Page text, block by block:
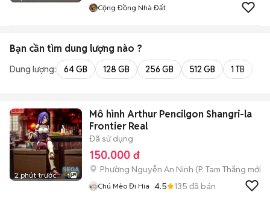
Cộng Đồng Nhà Đất
Bạn cần tìm dung lượng nào ?
Dung lượng: 64 GB 128 GB 256 GB 512 GB 1 TB
2 phút trước 1
Mô hình Arthur Pencilgon Shangri-la
Frontier Real
Đã sử dụng
150.000 đ
Phường Nguyễn An Ninh (P. Tam Thắng mới)
Chú Mèo Đi Hia 4.5 135 đã bán